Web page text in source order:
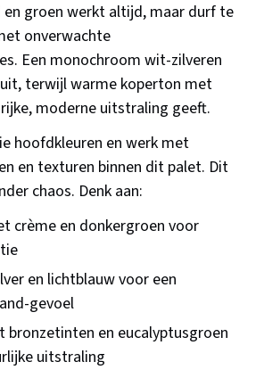
groen werkt altijd, maar durf te
onverwachte
Een monochroom wit-zilveren
terwijl warme koperton met
moderne uitstraling geeft.
hoofdkleuren en werk met
en texturen binnen dit palet. Dit
chaos. Denk aan:
crème en donkergroen voor
en lichtblauw voor een
gevoel
bronzetinten en eucalyptusgroen
uitstraling